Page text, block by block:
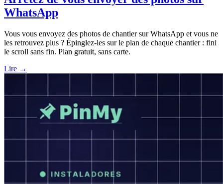
WhatsApp
Vous vous envoyez des photos de chantier sur WhatsApp et vous ne
les retrouvez plus ? Épinglez-les sur le plan de chaque chantier : fini
le scroll sans fin. Plan gratuit, sans carte.
Lire →